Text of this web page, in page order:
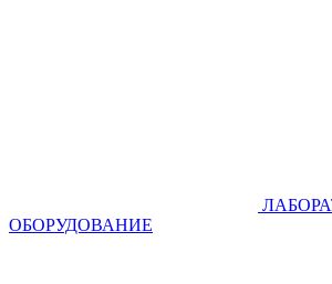
ОБОРУДОВАНИЕ